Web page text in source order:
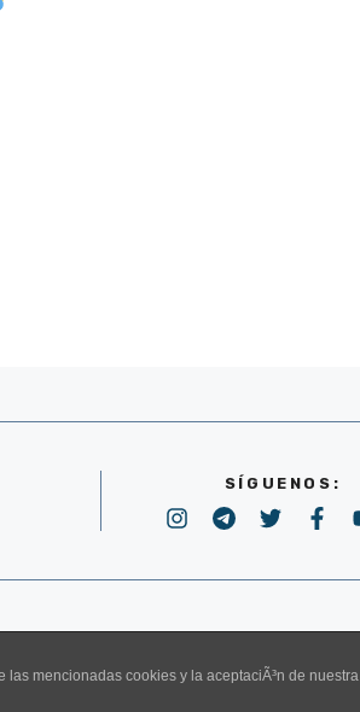
SÍGUENOS:
mencionadas cookies y la aceptaciÃ³n de nuestra